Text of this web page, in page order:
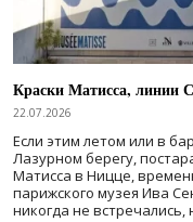
Краски Матисса, линии
22.07.2026
Если этим летом или в
Лазурном берегу,
Матисса в Ницце,
парижского музея Ива
никогда не встречались,